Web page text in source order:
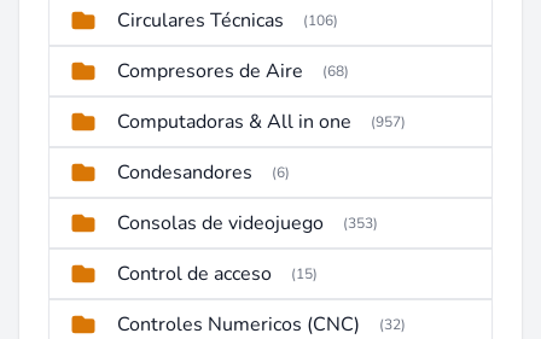
Circulares Técnicas (106)
Compresores de Aire (68)
Computadoras & All in one (957)
Condesandores (6)
Consolas de videojuego (353)
Control de acceso (15)
Controles Numericos (CNC) (32)